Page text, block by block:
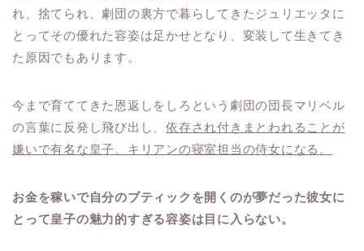
れ、捨てられ、劇団の裏方で暮らしてきたジュリエッタに
とってその優れた容姿は足かせとなり、変装して生きてき
た原因でもあります。
今まで育ててきた恩返しをしろという劇団の団長マリベル
の言葉に反発し飛び出し、依存され付きまとわれることが
嫌いで有名な皇子、キリアンの寝室担当の侍女になる。
お金を稼いで自分のブティックを開くのが夢だった彼女に
とって皇子の魅力的すぎる容姿は目に入らない。